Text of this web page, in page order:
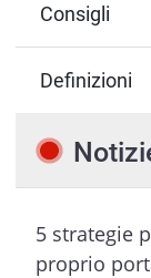
Consigli
Definizioni
5 strategie
proprio